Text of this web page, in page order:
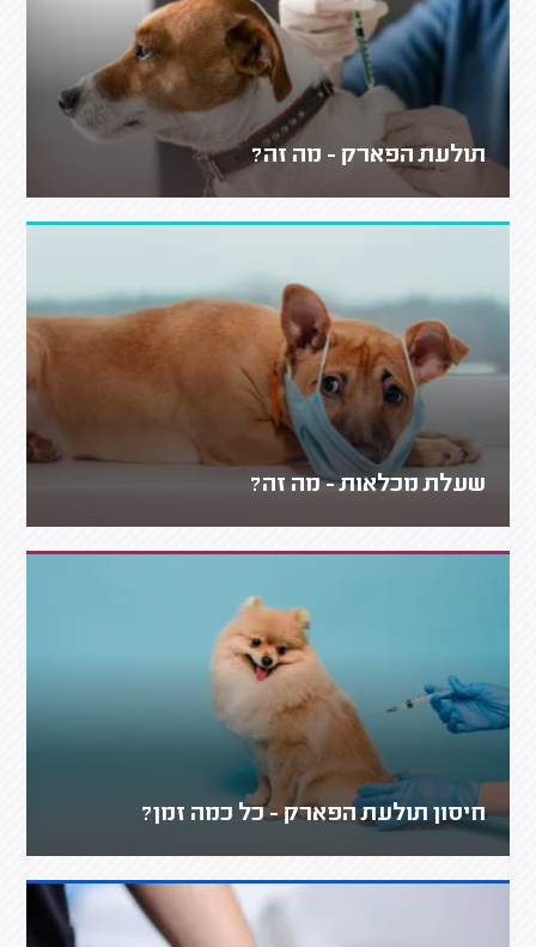
תולעת הפארק - מה זה?
שעלת מכלאות - מה זה?
חיסון תולעת הפארק - כל כמה זמן?